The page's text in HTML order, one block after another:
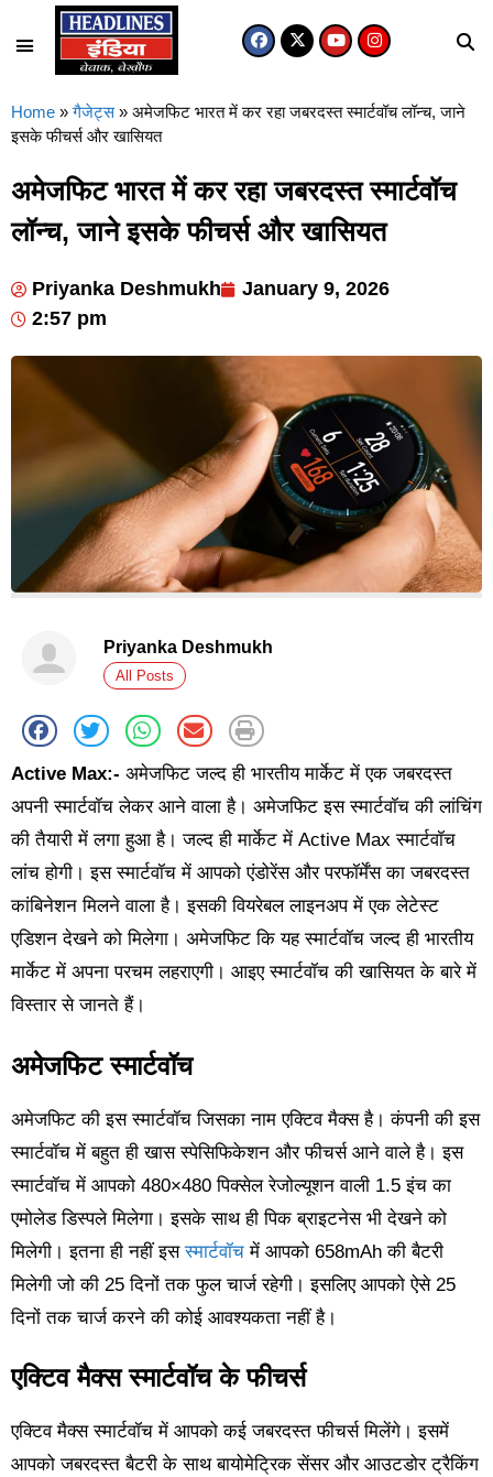
Home » गैजेट्स » अमेजफिट भारत में कर रहा जबरदस्त स्मार्टवॉच लॉन्च, जाने
इसके फीचर्स और खासियत
अमेजफिट भारत में कर रहा जबरदस्त स्मार्टवॉच
लॉन्च, जाने इसके फीचर्स और खासियत
Priyanka Deshmukh
January 9, 2026
2:57 pm
Priyanka Deshmukh
All Posts
Active Max:- अमेजफिट जल्द ही भारतीय मार्केट में एक जबरदस्त
अपनी स्मार्टवॉच लेकर आने वाला है। अमेजफिट इस स्मार्टवॉच की लांचिंग
की तैयारी में लगा हुआ है। जल्द ही मार्केट में Active Max स्मार्टवॉच
लांच होगी। इस स्मार्टवॉच में आपको एंडोरेंस और परफॉर्मेंस का जबरदस्त
कांबिनेशन मिलने वाला है। इसकी वियरेबल लाइनअप में एक लेटेस्ट
एडिशन देखने को मिलेगा। अमेजफिट कि यह स्मार्टवॉच जल्द ही भारतीय
मार्केट में अपना परचम लहराएगी। आइए स्मार्टवॉच की खासियत के बारे में
विस्तार से जानते हैं।
अमेजफिट स्मार्टवॉच
अमेजफिट की इस स्मार्टवॉच जिसका नाम एक्टिव मैक्स है। कंपनी की इस
स्मार्टवॉच में बहुत ही खास स्पेसिफिकेशन और फीचर्स आने वाले है। इस
स्मार्टवॉच में आपको 480×480 पिक्सेल रेजोल्यूशन वाली 1.5 इंच का
एमोलेड डिस्पले मिलेगा। इसके साथ ही पिक ब्राइटनेस भी देखने को
मिलेगी। इतना ही नहीं इसस्मार्टवॉच में आपको 658mAh की बैटरी
मिलेगी जो की 25 दिनों तक फुल चार्ज रहेगी। इसलिए आपको ऐसे 25
दिनों तक चार्ज करने की कोई आवश्यकता नहीं है।
एक्टिव मैक्स स्मार्टवॉच के फीचर्स
एक्टिव मैक्स स्मार्टवॉच में आपको कई जबरदस्त फीचर्स मिलेंगे। इसमें
आपको जबरदस्त बैटरी के साथ बायोमेट्रिक सेंसर और आउटडोर ट्रैकिंग